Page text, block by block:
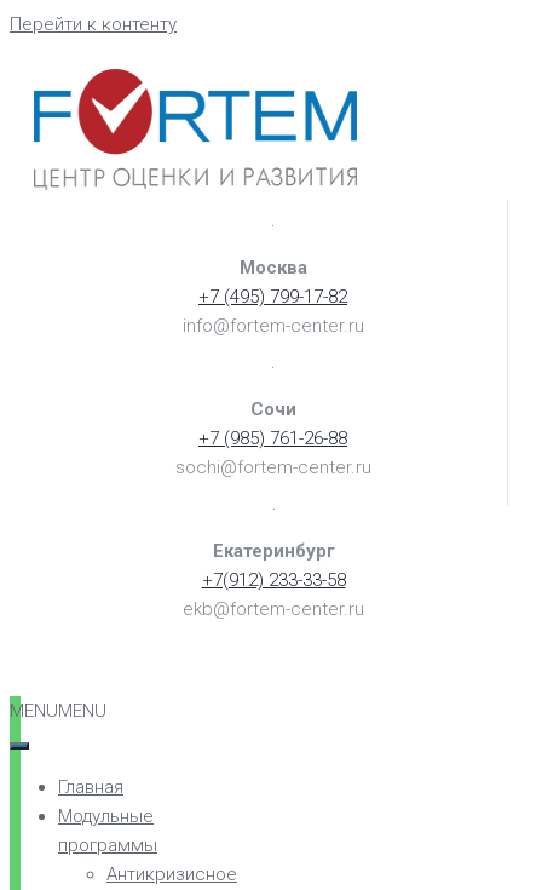
Перейти к контенту
Москва
+7 (495) 799-17-82
info@fortem-center.ru
Сочи
+7 (985) 761-26-88
sochi@fortem-center.ru
Екатеринбург
+7(912) 233-33-58
ekb@fortem-center.ru
MENUMENU
Главная
Модульные
программы
Антикризисное